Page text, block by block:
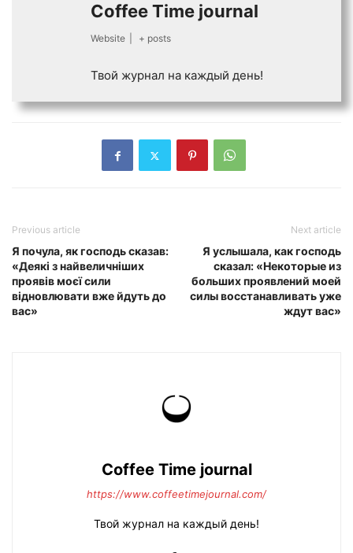
Coffee Time journal
Website + posts
Твой журнал на каждый день!
Previous article
Я почула, як господь сказав:
«Деякі з найвеличніших
проявів моєї сили
відновлювати вже йдуть до
вас»
Next article
Я услышала, как господь
сказал: «Некоторые из
больших проявлений моей
силы восстанавливать уже
ждут вас»
Coffee Time journal
https://www.coffeetimejournal.com/
Твой журнал на каждый день!